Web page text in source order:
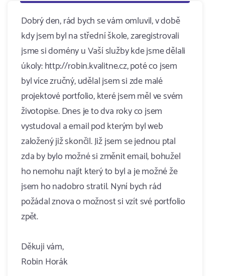
Dobrý den, rád bych se vám omluvil, v době
kdy jsem byl na střední škole, zaregistrovali
jsme si domény u Vaší služby kde jsme dělali
úkoly: http://robin.kvalitne.cz, poté co jsem
byl více zručný, udělal jsem si zde malé
projektové portfolio, které jsem měl ve svém
životopise. Dnes je to dva roky co jsem
vystudoval a email pod kterým byl web
založený již skončil. Již jsem se jednou ptal
zda by bylo možné si změnit email, bohužel
ho nemohu najít který to byl a je možné že
jsem ho nadobro stratil. Nyní bych rád
požádal znova o možnost si vzít své portfolio
zpět.
Děkuji vám,
Robin Horák